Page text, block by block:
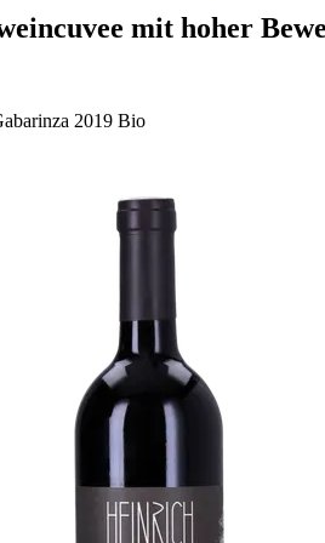
mit hoher
2019 Bio